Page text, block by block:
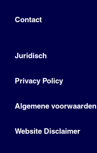
Contact
Juridisch
Privacy Policy
Algemene voorwaarden
Website Disclaimer